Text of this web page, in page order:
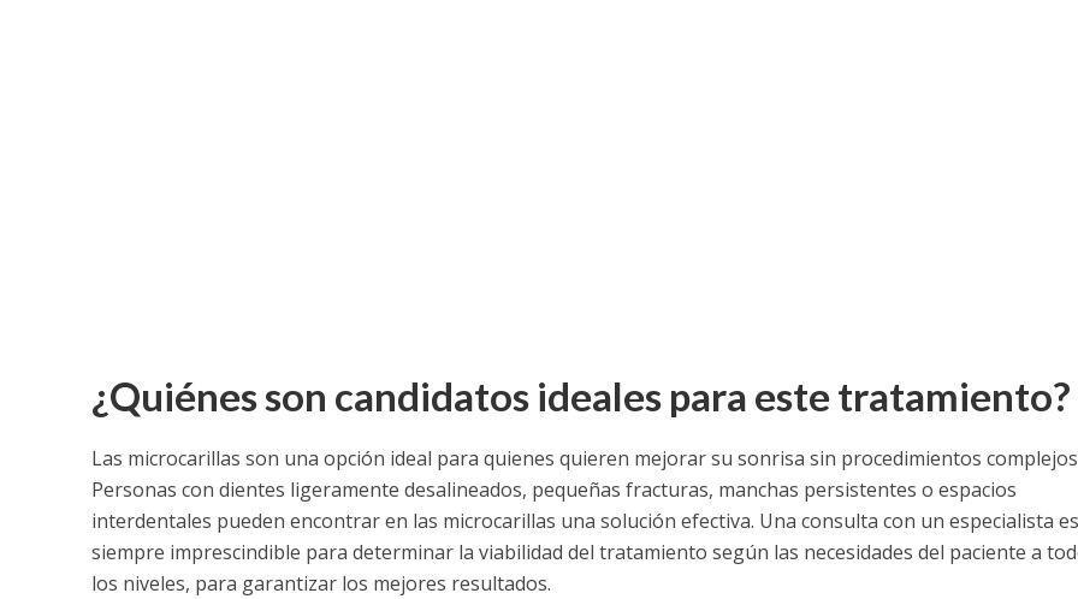
¿Quiénes son candidatos ideales para este tratamiento?
Las microcarillas son una opción ideal para quienes quieren mejorar su sonrisa sin procedimientos
Personas con dientes ligeramente desalineados, pequeñas fracturas, manchas persistentes o espacios
interdentales pueden encontrar en las microcarillas una solución efectiva. Una consulta con un especialista es
siempre imprescindible para determinar la viabilidad del tratamiento según las necesidades del paciente a
los niveles, para garantizar los mejores resultados.